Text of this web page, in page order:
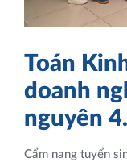
Toán
doanh
nguyên
Cẩm nang tuyển